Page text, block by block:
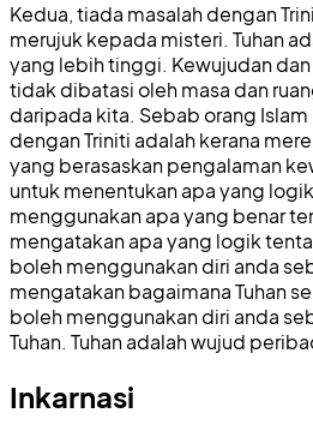
Kedua, tiada masalah dengan
merujuk kepada misteri. Tuhan
yang lebih tinggi. Kewujudan
tidak dibatasi oleh masa dan
daripada kita. Sebab orang
dengan Triniti adalah kerana
yang berasaskan pengalaman
untuk menentukan apa yang
menggunakan apa yang benar
mengatakan apa yang logik
boleh menggunakan diri anda
mengatakan bagaimana Tuhan
boleh menggunakan diri anda
Tuhan. Tuhan adalah wujud
Inkarnasi